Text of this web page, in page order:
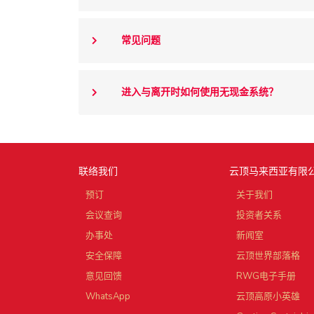
常见问题
进入与离开时如何使用无现金系统？
联络我们
预订
会议查询
办事处
安全保障
意见回馈
WhatsApp
云顶马来西亚有限
关于我们
投资者关系
新闻室
云顶世界部落格
RWG电子手册
云顶高原小英雄